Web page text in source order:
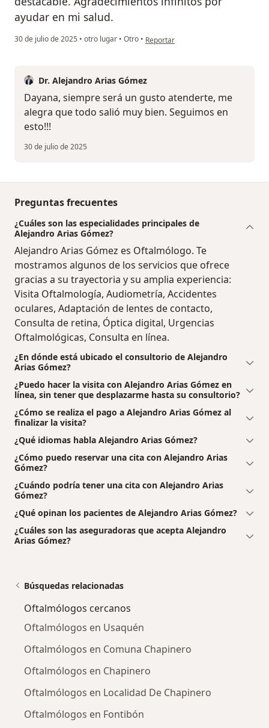
ayudar en mi salud.
30 de julio de 2025 • otro lugar • Otro • en opinión del usuario Dayana
Reportar
Dr. Alejandro Arias Gómez
Dayana, siempre será un gusto atenderte, me
alegra que todo salió muy bien. Seguimos en
esto!!!
30 de julio de 2025
Preguntas frecuentes
¿Cuáles son las especialidades principales de
Alejandro Arias Gómez?
Alejandro Arias Gómez es Oftalmólogo. Te
mostramos algunos de los servicios que ofrece
gracias a su trayectoria y su amplia experiencia:
Visita Oftalmología, Audiometría, Accidentes
oculares, Adaptación de lentes de contacto,
Consulta de retina, Óptica digital, Urgencias
Oftalmológicas, Consulta en línea.
¿En dónde está ubicado el consultorio de Alejandro
Arias Gómez?
¿Puedo hacer la visita con Alejandro Arias Gómez en
línea, sin tener que desplazarme hasta su consultorio?
¿Cómo se realiza el pago a Alejandro Arias Gómez al
finalizar la visita?
¿Qué idiomas habla Alejandro Arias Gómez?
¿Cómo puedo reservar una cita con Alejandro Arias
Gómez?
¿Cuándo podría tener una cita con Alejandro Arias
Gómez?
¿Qué opinan los pacientes de Alejandro Arias Gómez?
¿Cuáles son las aseguradoras que acepta Alejandro
Arias Gómez?
Búsquedas relacionadas
Oftalmólogos cercanos
Oftalmólogos en Usaquén
Oftalmólogos en Comuna Chapinero
Oftalmólogos en Chapinero
Oftalmólogos en Localidad De Chapinero
Oftalmólogos en Fontibón